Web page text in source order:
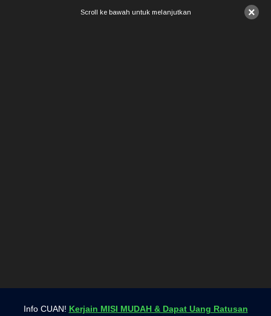
×
Scroll ke bawah untuk melanjutkan
Info CUAN! Kerjain MISI MUDAH & Dapat Uang Ratusan